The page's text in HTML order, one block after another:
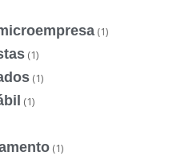
(1)
(1)
(1)
(1)
(1)